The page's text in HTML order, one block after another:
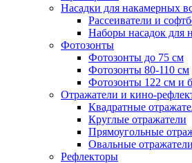
Насадки для накамерных
Рассеиватели и
Наборы насадок для
Фотозонты
Фотозонты до 75 см
Фотозонты 80-110 см
Фотозонты 122 см и
Отражатели и кино-
Квадратные
Круглые отражатели
Прямоугольные
Овальные отражатели
Рефлекторы